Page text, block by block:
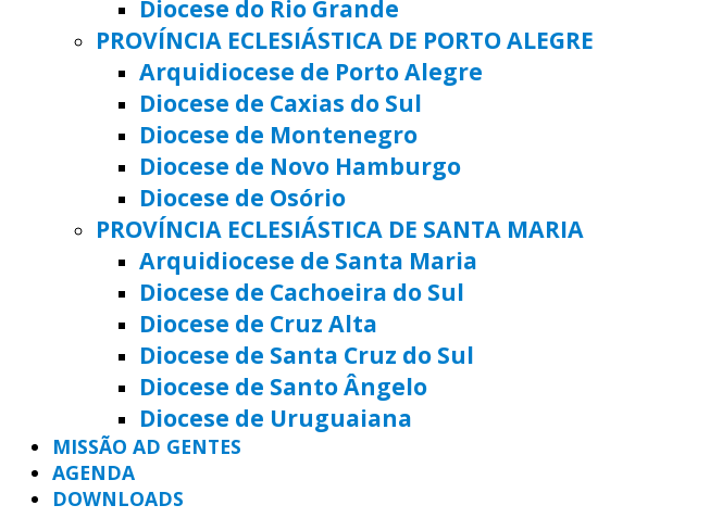
Diocese do Rio Grande
PROVÍNCIA ECLESIÁSTICA DE PORTO ALEGRE
Arquidiocese de Porto Alegre
Diocese de Caxias do Sul
Diocese de Montenegro
Diocese de Novo Hamburgo
Diocese de Osório
PROVÍNCIA ECLESIÁSTICA DE SANTA MARIA
Arquidiocese de Santa Maria
Diocese de Cachoeira do Sul
Diocese de Cruz Alta
Diocese de Santa Cruz do Sul
Diocese de Santo Ângelo
Diocese de Uruguaiana
MISSÃO AD GENTES
AGENDA
DOWNLOADS